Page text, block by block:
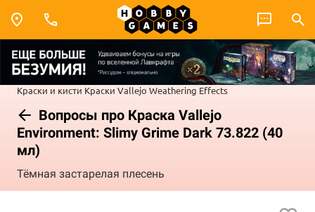
Краски и кисти Краски Vallejo Weathering Effects
Вопросы про Краска Vallejo
Environment: Slimy Grime Dark 73.822 (40
мл)
Тёмная застарелая плесень